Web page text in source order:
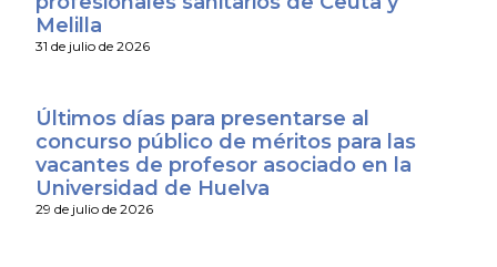
Melilla
31 de julio de 2026
Últimos días para presentarse al
concurso público de méritos para las
vacantes de profesor asociado en la
Universidad de Huelva
29 de julio de 2026